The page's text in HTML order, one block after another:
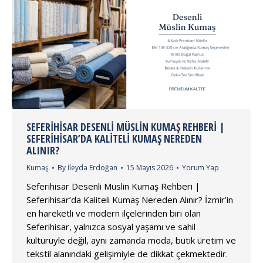
SEFERIHISAR DESENLI MÜSLIN KUMAŞ REHBERI |
SEFERIHISAR’DA KALITELI KUMAŞ NEREDEN
ALINIR?
Kumaş By İleyda Erdoğan 15 Mayıs 2026 Yorum Yap
Seferihisar Desenli Müslin Kumaş Rehberi |
Seferihisar’da Kaliteli Kumaş Nereden Alınır? İzmir’in
en hareketli ve modern ilçelerinden biri olan
Seferihisar, yalnızca sosyal yaşamı ve sahil
kültürüyle değil, aynı zamanda moda, butik üretim ve
tekstil alanındaki gelişimiyle de dikkat çekmektedir.